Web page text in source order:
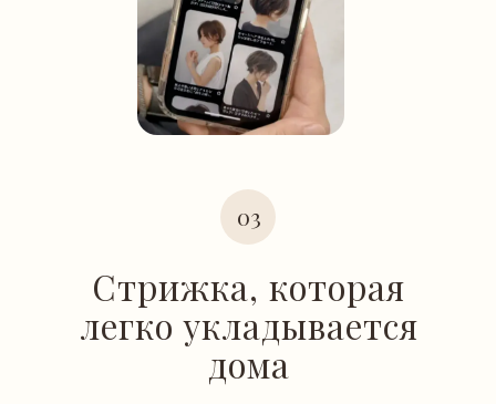
03
Стрижка, которая
легко укладывается
дома